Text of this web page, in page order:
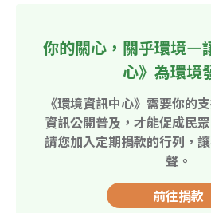
你的關心，關乎環境—
心》為環境
《環境資訊中心》需要你的
資訊公開普及，才能促成民
請您加入定期捐款的行列，
聲。
前往捐款